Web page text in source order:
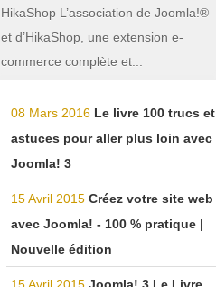
HikaShop L’association de Joomla!®
et d’HikaShop, une extension e-
commerce complète et...
08 Mars 2016 Le livre 100 trucs et
astuces pour aller plus loin avec
Joomla! 3
15 Avril 2015 Créez votre site web
avec Joomla! - 100 % pratique |
Nouvelle édition
15 Avril 2015 Joomla! 3 Le Livre